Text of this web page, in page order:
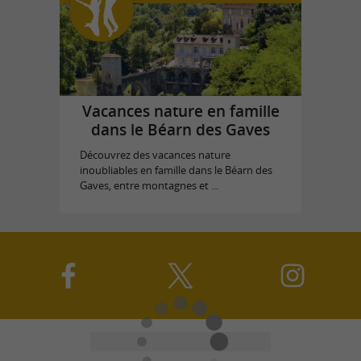
Vacances nature en famille
dans le Béarn des Gaves
Découvrez des vacances nature
inoubliables en famille dans le Béarn des
Gaves, entre montagnes et ...